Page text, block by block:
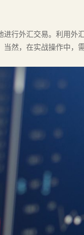
行外汇交易。利用
然，在实战操作中